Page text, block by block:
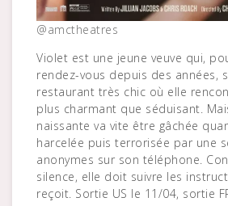
@amctheatres
Violet est une jeune veuve qui,
rendez-vous depuis des années,
restaurant très chic où elle
plus charmant que séduisant.
naissante va vite être gâchée
harcelée puis terrorisée par une
anonymes sur son téléphone.
silence, elle doit suivre les
reçoit. Sortie US le 11/04, sortie